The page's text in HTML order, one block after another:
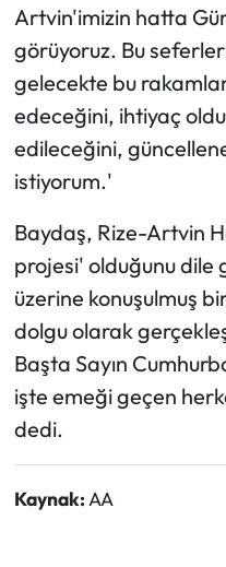
Artvin'imizin hatta
görüyoruz. Bu
gelecekte bu
edeceğini, ihtiyaç
edileceğini,
istiyorum.'
Baydaş, Rize-Artvin
projesi' olduğunu dile
üzerine konuşulmuş
dolgu olarak
Başta Sayın
işte emeği geçen
dedi.
Kaynak:AA